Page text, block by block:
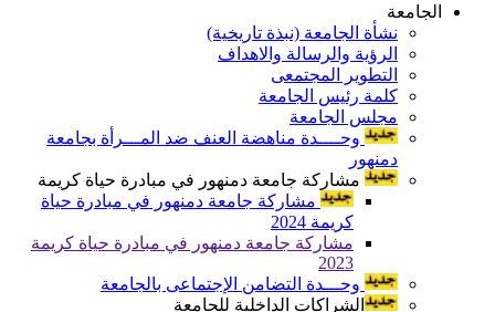
الجامعة
نشأة الجامعة (نبذة تاريخية)
الرؤية والرسالة والاهداف
التطوير المجتمعى
كلمة رئيس الجامعة
مجلس الجامعة
وحــــدة مناهضة العنف ضد المـــرأة بجامعة
دمنهور
مشاركة جامعة دمنهور في مبادرة حياة كريمة
مشاركة جامعة دمنهور في مبادرة حياة
كريمة 2024
مشاركة جامعة دمنهور في مبادرة حياة كريمة
2023
وحـــدة التضامن الإجتماعى بالجامعة
الشراكات الداخلية للجامعة